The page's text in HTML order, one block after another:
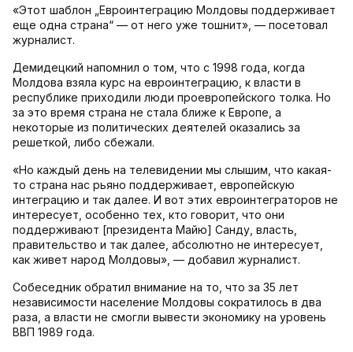
«Этот шаблон „Евроинтеграцию Молдовы поддерживает
еще одна страна“ — от него уже тошнит», — посетовал
журналист.
Демидецкий напомнил о том, что с 1998 года, когда
Молдова взяла курс на евроинтеграцию, к власти в
республике приходили люди проевропейского толка. Но
за это время страна не стала ближе к Европе, а
некоторые из политических деятелей оказались за
решеткой, либо сбежали.
«Но каждый день на телевидении мы слышим, что какая-
то страна нас рьяно поддерживает, европейскую
интеграцию и так далее. И вот этих евроинтеграторов не
интересует, особенно тех, кто говорит, что они
поддерживают [президента Майю] Санду, власть,
правительство и так далее, абсолютно не интересует,
как живет народ Молдовы», — добавил журналист.
Собеседник обратил внимание на то, что за 35 лет
независимости население Молдовы сократилось в два
раза, а власти не смогли вывести экономику на уровень
ВВП 1989 года.